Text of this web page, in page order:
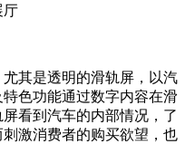
其是透明的滑轨屏，以汽
色功能通过数字内容在滑
看到汽车的内部情况，了
激消费者的购买欲望，也